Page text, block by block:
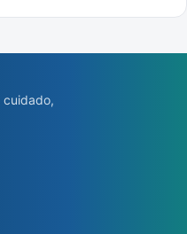
cuidado,